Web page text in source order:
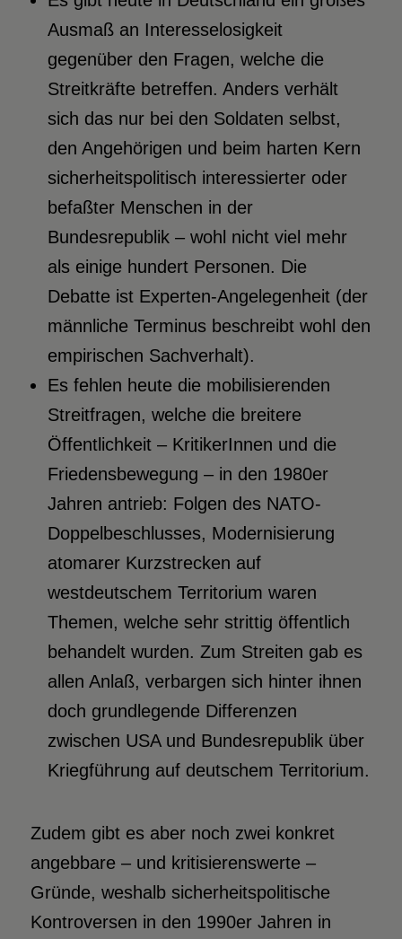
Ausmaß an Interesselosigkeit
gegenüber den Fragen, welche die
Streitkräfte betreffen. Anders verhält
sich das nur bei den Soldaten selbst,
den Angehörigen und beim harten Kern
sicherheitspolitisch interessierter oder
befaßter Menschen in der
Bundesrepublik – wohl nicht viel mehr
als einige hundert Personen. Die
Debatte ist Experten-Angelegenheit (der
männliche Terminus beschreibt wohl den
empirischen Sachverhalt).
Es fehlen heute die mobilisierenden
Streitfragen, welche die breitere
Öffentlichkeit – KritikerInnen und die
Friedensbewegung – in den 1980er
Jahren antrieb: Folgen des NATO-
Doppelbeschlusses, Modernisierung
atomarer Kurzstrecken auf
westdeutschem Territorium waren
Themen, welche sehr strittig öffentlich
behandelt wurden. Zum Streiten gab es
allen Anlaß, verbargen sich hinter ihnen
doch grundlegende Differenzen
zwischen USA und Bundesrepublik über
Kriegführung auf deutschem Territorium.
Zudem gibt es aber noch zwei konkret
angebbare – und kritisierenswerte –
Gründe, weshalb sicherheitspolitische
Kontroversen in den 1990er Jahren in